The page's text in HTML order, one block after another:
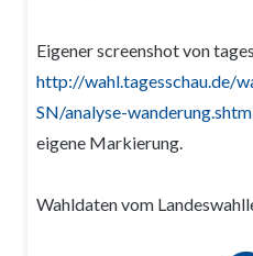
Eigener screenshot von
http://wahl.tagesschau.de/
SN/analyse-
eigene Markierung.
Wahldaten vom